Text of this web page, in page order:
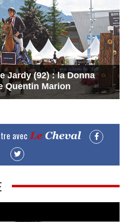
Jardy (92) : la Donna
Quentin Marion
avec